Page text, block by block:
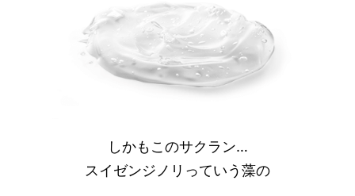
しかもこのサクラン…
スイゼンジノリっていう藻の